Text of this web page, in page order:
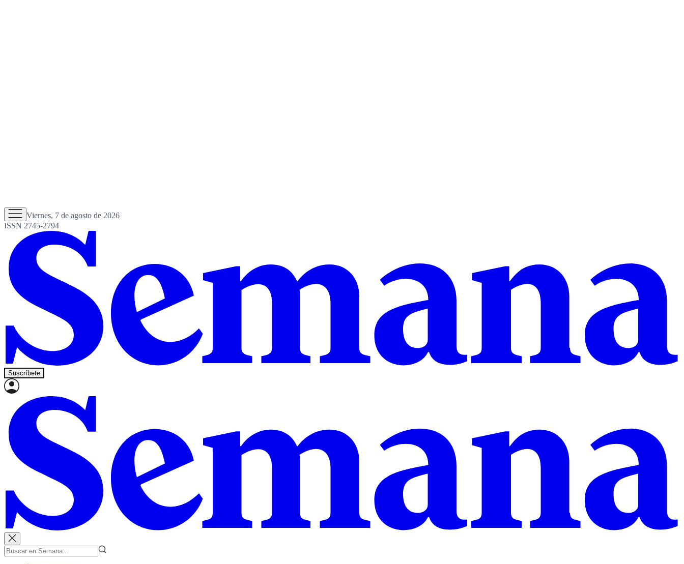
Viernes, 7 de agosto de 2026
ISSN 2745-2794
Suscríbete